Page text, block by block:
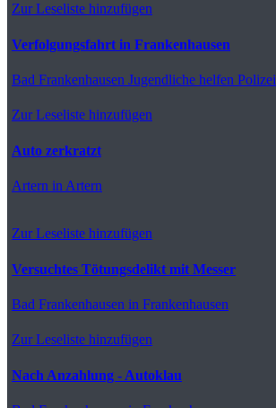
Zur Leseliste hinzufügen
Verfolgungsfahrt in Frankenhausen
Bad Frankenhausen Jugendliche helfen Polizei
Zur Leseliste hinzufügen
Auto zerkratzt
Artern in Artern
Zur Leseliste hinzufügen
Versuchtes Tötungsdelikt mit Messer
Bad Frankenhausen in Frankenhausen
Zur Leseliste hinzufügen
Nach Anzahlung - Autoklau